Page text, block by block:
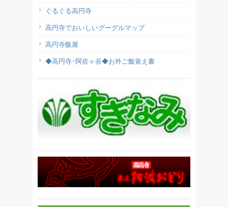
ぐるぐる高円寺
高円寺でおいしいグーグルマップ
高円寺飯屋
◆高円寺･阿佐ヶ谷◆お外ご飯覚え書